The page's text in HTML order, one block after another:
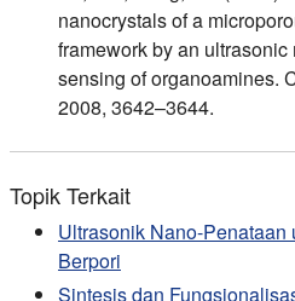
nanocrystals of a
framework by an
sensing of organoamines.
2008, 3642–3644.
Topik Terkait
Ultrasonik Nano-
Berpori
Sintesis dan